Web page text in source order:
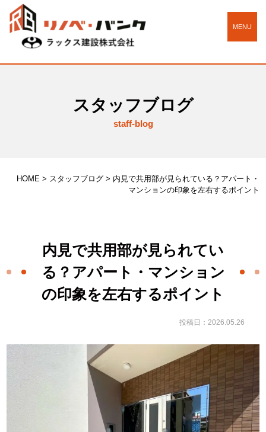
MENU
スタッフブログ
staff-blog
HOME > スタッフブログ> 内見で共用部が見られている？アパート・
マンションの印象を左右するポイント
内見で共用部が見られてい
る？アパート・マンション
の印象を左右するポイント
投稿日：2026.05.26